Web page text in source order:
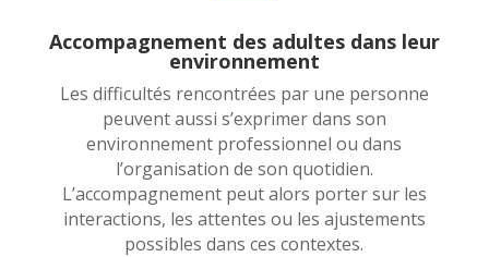
Accompagnement des adultes dans leur
environnement
Les difficultés rencontrées par une personne
peuvent aussi s’exprimer dans son
environnement professionnel ou dans
l’organisation de son quotidien.
L’accompagnement peut alors porter sur les
interactions, les attentes ou les ajustements
possibles dans ces contextes.